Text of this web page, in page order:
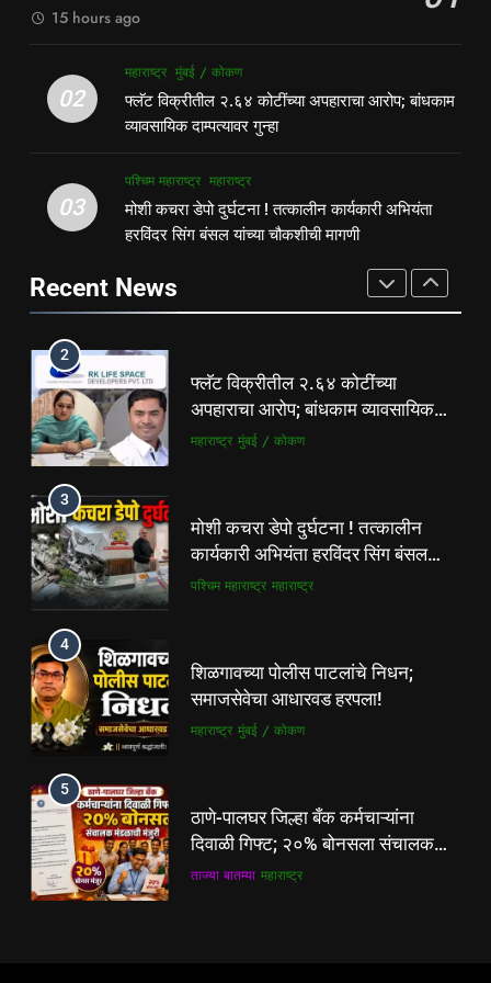
पहाटे घरफोड्या, दिवसा चोरी; चोरट्यांचा
बिडी कामगार परिसरावर डोळा
गुन्हेगारी पश्चिम महाराष्ट्र
2
फ्लॅट विक्रीतील २.६४ कोटींच्या
3
मोशी कचरा डेपो दुर्घटना ! तत्कालीन
कार्यकारी अभियंता हरविंदर सिंग बंसल
यांच्या चौकशीची मागणी
4
शिळगावच्या पोलीस पाटलांचे निधन;
समाजसेवेचा आधारवड हरपला!
5
ठाणे-पालघर जिल्हा बँक कर्मचाऱ्यांना
दिवाळी गिफ्ट; २०% बोनसला संचालक
मंडळाची मंजुरी
6
आळंदी शहरातील पथविक्रेत्यांवर होणारा
अन्याय सहन केला जाणार नाही – पुणे
जिल्हा अध्यक्ष सोनवणे
15 hours ago
02
महाराष्ट्र मुंबई / कोकण
फ्लॅट विक्रीतील २.६४ कोटींच्या अपहाराचा आरोप; बांधकाम
व्यावसायिक दाम्पत्यावर गुन्हा
03
पश्चिम महाराष्ट्र महाराष्ट्र
मोशी कचरा डेपो दुर्घटना ! तत्कालीन कार्यकारी अभियंता
हरविंदर सिंग बंसल यांच्या चौकशीची मागणी
Recent News
देसाई खाडीत जलपर्णीचा वाढता विळखा;
पूरस्थिती व पर्यावरणाला गंभीर धोका
1
पहाटे घरफोड्या, दिवसा चोरी; चोरट्यांचा
बिडी कामगार परिसरावर डोळा
2
फ्लॅट विक्रीतील २.६४ कोटींच्या
अपहाराचा आरोप; बांधकाम व्यावसायिक
दाम्पत्यावर गुन्हा
महाराष्ट्र मुंबई / कोकण
3
मोशी कचरा डेपो दुर्घटना ! तत्कालीन
कार्यकारी अभियंता हरविंदर सिंग बंसल
यांच्या चौकशीची मागणी
पश्चिम महाराष्ट्र महाराष्ट्र
4
शिळगावच्या पोलीस पाटलांचे निधन;
समाजसेवेचा आधारवड हरपला!
महाराष्ट्र मुंबई / कोकण
5
ठाणे-पालघर जिल्हा बँक कर्मचाऱ्यांना
दिवाळी गिफ्ट; २०% बोनसला संचालक
मंडळाची मंजुरी
ताज्या बातम्या महाराष्ट्र